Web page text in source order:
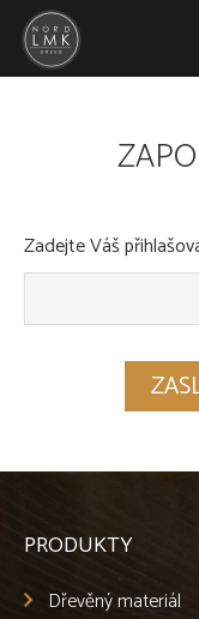
Zadejte Váš
PRODUKTY
Dřevěný materiál